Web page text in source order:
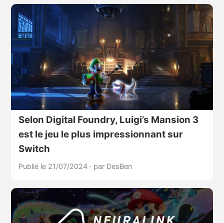
Selon Digital Foundry, Luigi’s Mansion 3
est le jeu le plus impressionnant sur
Switch
Publié le 21/07/2024 · par DesBen